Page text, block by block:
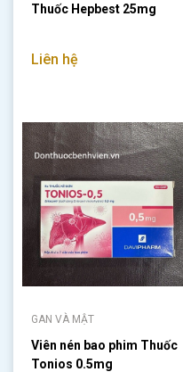
Thuốc Hepbest 25mg
Liên hệ
GAN VÀ MẬT
Viên nén bao phim Thuốc
Tonios 0.5mg